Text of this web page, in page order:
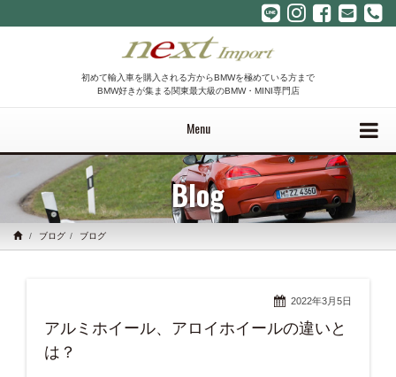
初めて輸入車を購入される方からBMWを極めている方まで
BMW好きが集まる関東最大級のBMW・MINI専門店
Menu
Blog
ブログ ブログ
2022年3月5日
アルミホイール、アロイホイールの違いと
は？